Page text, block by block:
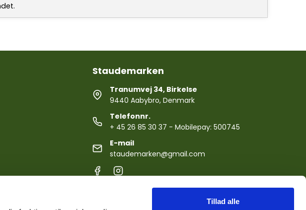
Tillad alle
Staudemarken
Tranumvej 34, Birkelse
9440 Aabybro, Denmark
Telefonnr.
+ 45 26 85 30 37 - Mobilepay: 500745
E-mail
staudemarken@gmail.com